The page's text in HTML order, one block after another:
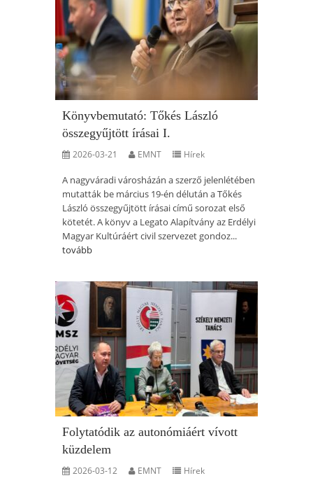
Könyvbemutató: Tőkés László
összegyűjtött írásai I.
2026-03-21 EMNT Hírek
A nagyváradi városházán a szerző jelenlétében
mutatták be március 19-én délután a Tőkés
László összegyűjtött írásai című sorozat első
kötetét. A könyv a Legato Alapítvány az Erdélyi
Magyar Kultúráért civil szervezet gondoz...
tovább
Folytatódik az autonómiáért vívott
küzdelem
2026-03-12 EMNT Hírek